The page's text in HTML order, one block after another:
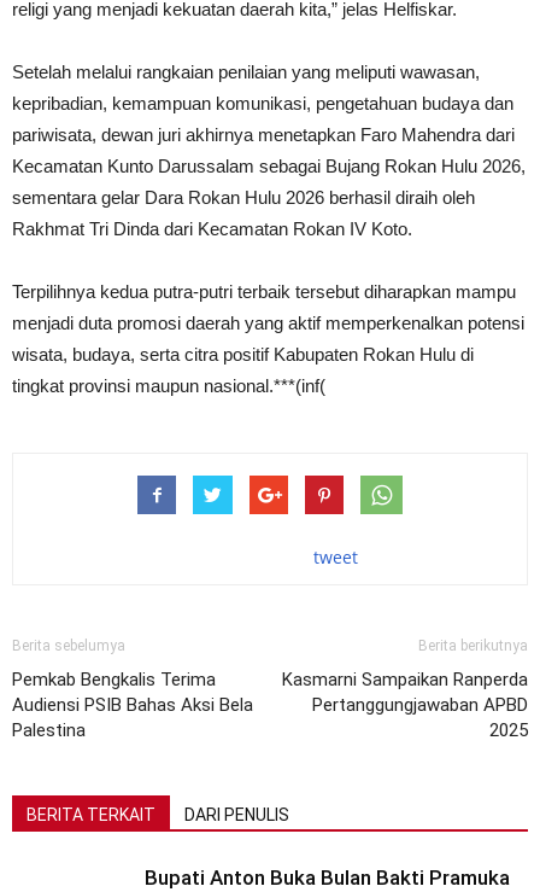
religi yang menjadi kekuatan daerah kita,” jelas Helfiskar.
Setelah melalui rangkaian penilaian yang meliputi wawasan,
kepribadian, kemampuan komunikasi, pengetahuan budaya dan
pariwisata, dewan juri akhirnya menetapkan Faro Mahendra dari
Kecamatan Kunto Darussalam sebagai Bujang Rokan Hulu 2026,
sementara gelar Dara Rokan Hulu 2026 berhasil diraih oleh
Rakhmat Tri Dinda dari Kecamatan Rokan IV Koto.
Terpilihnya kedua putra-putri terbaik tersebut diharapkan mampu
menjadi duta promosi daerah yang aktif memperkenalkan potensi
wisata, budaya, serta citra positif Kabupaten Rokan Hulu di
tingkat provinsi maupun nasional.***(inf(
tweet
Berita sebelumya
Pemkab Bengkalis Terima
Audiensi PSIB Bahas Aksi Bela
Palestina
Berita berikutnya
Kasmarni Sampaikan Ranperda
Pertanggungjawaban APBD
2025
BERITA TERKAIT DARI PENULIS
Bupati Anton Buka Bulan Bakti Pramuka